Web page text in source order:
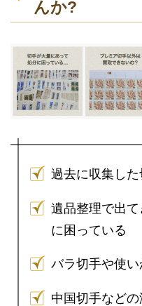
んか?
過去に収集し
遺品整理で出
に困っている
バラ切手や使
中国切手など